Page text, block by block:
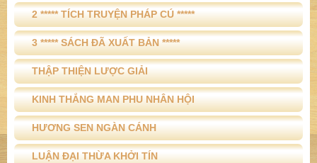
2 ***** TÍCH TRUYỆN PHÁP CÚ *****
3 ***** SÁCH ĐÃ XUẤT BẢN *****
THẬP THIỆN LƯỢC GIẢI
KINH THẮNG MAN PHU NHÂN HỘI
HƯƠNG SEN NGÀN CÁNH
LUẬN ĐẠI THỪA KHỞI TÍN